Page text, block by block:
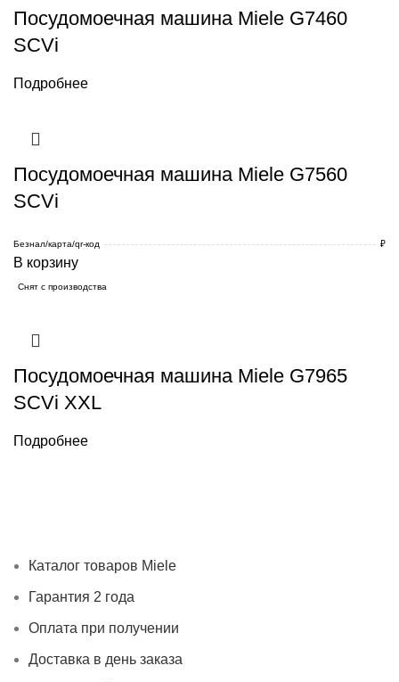
Посудомоечная машина Miele G7460
SCVi
Подробнее
Посудомоечная машина Miele G7560
SCVi
Безнал/карта/qr-код ₽
В корзину
Снят с производства
Посудомоечная машина Miele G7965
SCVi XXL
Подробнее
Каталог товаров Miele
Гарантия 2 года
Оплата при получении
Доставка в день заказа